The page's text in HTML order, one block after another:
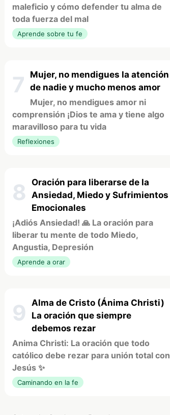
maleficio y cómo defender tu alma de
toda fuerza del mal
Aprende sobre tu fe
7
Mujer, no mendigues la atención
de nadie y mucho menos amor
Mujer, no mendigues amor ni
comprensión ¡Dios te ama y tiene algo
maravilloso para tu vida
Reflexiones
8
Oración para liberarse de la
Ansiedad, Miedo y Sufrimientos
Emocionales
¡Adiós Ansiedad! 🙏 La oración para
liberar tu mente de todo Miedo,
Angustia, Depresión
Aprende a orar
9
Alma de Cristo (Ánima Christi)
La oración que siempre
debemos rezar
Anima Christi: La oración que todo
católico debe rezar para unión total con
Jesús ✨
Caminando en la fe